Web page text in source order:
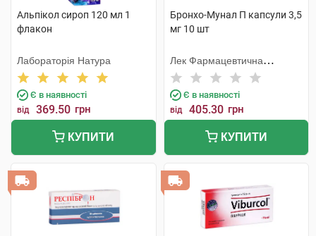
Альпікол сироп 120 мл 1
флакон
Лабораторія Натура
Є в наявності
від 369.50 грн
КУПИТИ
Бронхо-Мунал П капсули 3,5
мг 10 шт
Лек Фармацевтична
компанія
Є в наявності
від 405.30 грн
КУПИТИ